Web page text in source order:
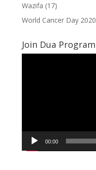
Wazifa (17)
World Cancer Day 2020
Join Dua Program
00:00